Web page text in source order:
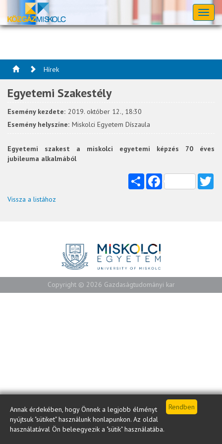
Annak érdekében, hogy Önnek a legjobb élményt
nyújtsuk "sütiket" használunk honlapunkon. Az oldal
használatával Ön beleegyezik a "sütik" használatába.
Hírek
Egyetemi Szakestély
Esemény kezdete: 2019. október 12., 18:30
Esemény helyszíne: Miskolci Egyetem Díszaula
Egyetemi szakest a miskolci egyetemi képzés 70 éves
jubileuma alkalmából
Share Facebook
Vissza a listához
Copyright © 2026 Gazdaságtudományi kar